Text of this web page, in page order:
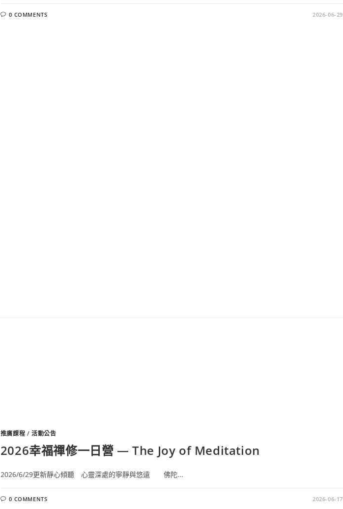
0 COMMENTS 2026-06-29
推廣課程 /活動公告
2026幸福禪修一日營 — The Joy of Meditation
2026/6/29更新靜心傾聽 心靈深處的寧靜與悠遠 佛陀...
0 COMMENTS 2026-06-17